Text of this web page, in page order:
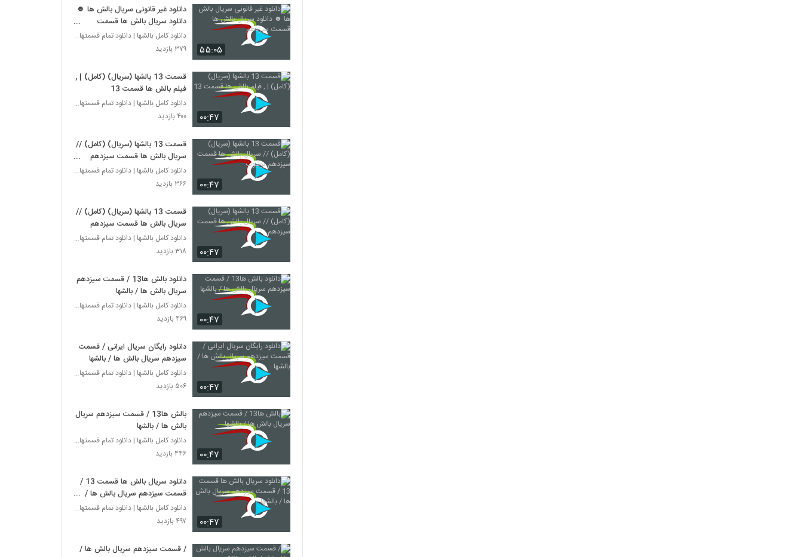
۵۵:۰۵
دانلود غیر قانونی سریال بالش ها ☻
دانلود سریال بالش ها قسمت
سیزدهم
دانلود کامل بالشها | دانلود تمام قسمتهای سریال بال
۳۷۹ بازدید
۰۰:۴۷
قسمت 13 بالشها (سریال) (کامل) | ,
فیلم بالش ها قسمت 13
دانلود کامل بالشها | دانلود تمام قسمتهای سریال بال
۴۰۰ بازدید
۰۰:۴۷
قسمت 13 بالشها (سریال) (کامل) //
سریال بالش ها قسمت سیزدهم
یوتیوب
دانلود کامل بالشها | دانلود تمام قسمتهای سریال بال
۳۶۶ بازدید
۰۰:۴۷
قسمت 13 بالشها (سریال) (کامل) //
سریال بالش ها قسمت سیزدهم
دانلود کامل بالشها | دانلود تمام قسمتهای سریال بال
۳۱۸ بازدید
۰۰:۴۷
دانلود بالش ها13 / قسمت سیزدهم
سریال بالش ها / بالشها
دانلود کامل بالشها | دانلود تمام قسمتهای سریال بال
۴۶۹ بازدید
۰۰:۴۷
دانلود رایگان سریال ایرانی / قسمت
سیزدهم سریال بالش ها / بالشها
دانلود کامل بالشها | دانلود تمام قسمتهای سریال بال
۵۰۶ بازدید
۰۰:۴۷
بالش ها13 / قسمت سیزدهم سریال
بالش ها / بالشها
دانلود کامل بالشها | دانلود تمام قسمتهای سریال بال
۴۴۶ بازدید
۰۰:۴۷
دانلود سریال بالش ها قسمت 13 /
قسمت سیزدهم سریال بالش ها /
بالشها
دانلود کامل بالشها | دانلود تمام قسمتهای سریال بال
۴۹۷ بازدید
/ قسمت سیزدهم سریال بالش ها /